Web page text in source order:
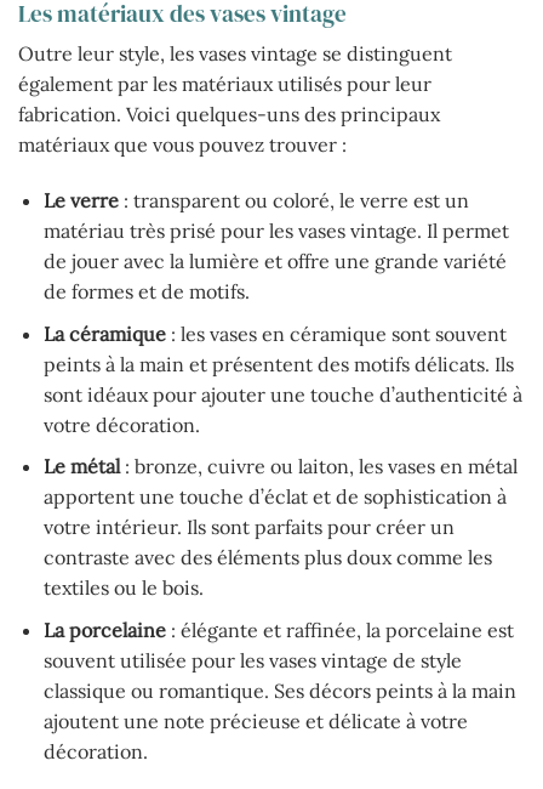
Les matériaux des vases vintage
Outre leur style, les vases vintage se distinguent
également par les matériaux utilisés pour leur
fabrication. Voici quelques-uns des principaux
matériaux que vous pouvez trouver :
Le verre: transparent ou coloré, le verre est un
matériau très prisé pour les vases vintage. Il permet
de jouer avec la lumière et offre une grande variété
de formes et de motifs.
La céramique: les vases en céramique sont souvent
peints à la main et présentent des motifs délicats. Ils
sont idéaux pour ajouter une touche d’authenticité à
votre décoration.
Le métal: bronze, cuivre ou laiton, les vases en métal
apportent une touche d’éclat et de sophistication à
votre intérieur. Ils sont parfaits pour créer un
contraste avec des éléments plus doux comme les
textiles ou le bois.
La porcelaine: élégante et raffinée, la porcelaine est
souvent utilisée pour les vases vintage de style
classique ou romantique. Ses décors peints à la main
ajoutent une note précieuse et délicate à votre
décoration.